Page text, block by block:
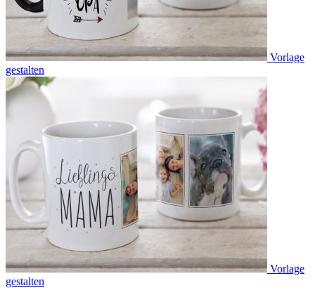
Vorlage
gestalten
Vorlage
gestalten